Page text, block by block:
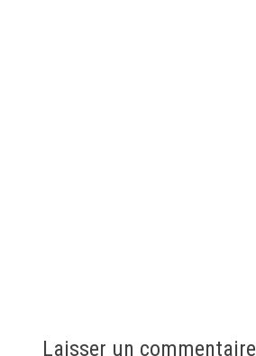
Laisser un commentaire